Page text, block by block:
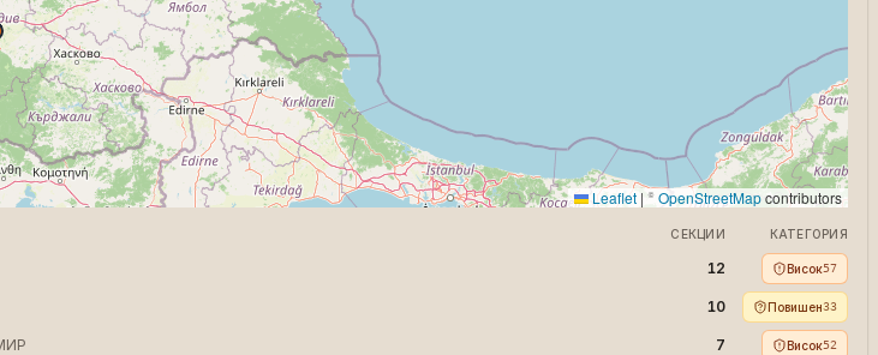
Leaflet | ©OpenStreetMapcontributors
СЕКЦИИ КАТЕГОРИЯ
12 Висок57
10 Повишен33
7 Висок52